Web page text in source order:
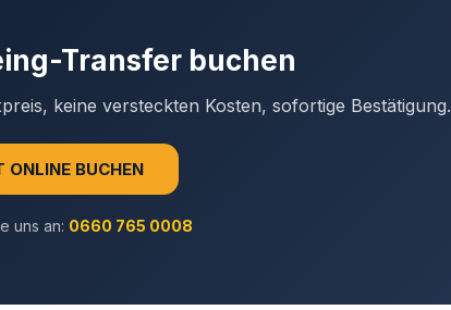
Transfer buchen
keine versteckten Kosten, sofortige Bestätigung.
ONLINE BUCHEN
uns an: 0660 765 0008